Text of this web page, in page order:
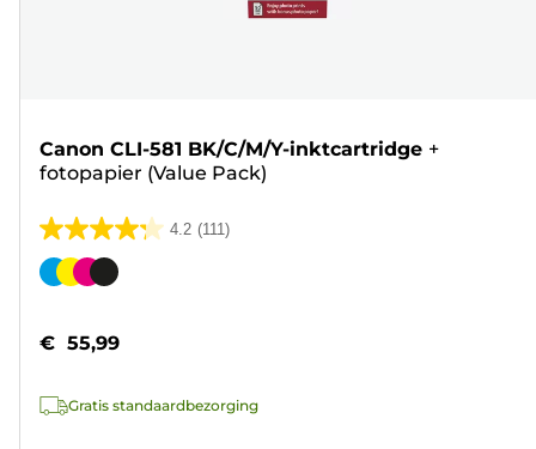
Canon CLI-581 BK/C/M/Y-inktcartridge +
fotopapier (Value Pack)
4.2 (111)
4.2
van
sterren.
beoordelingen
Kleurencartridge
€ 55,99
Gratis standaardbezorging